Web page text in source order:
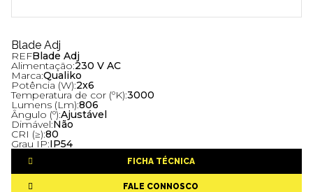
Blade Adj
REFBlade Adj
Alimentação:230 V AC
Marca:Qualiko
Potência (W):2x6
Temperatura de cor (ºK):3000
Lumens (Lm):806
Ângulo (º):Ajustável
Dimável:Não
CRI (≥):80
Grau IP:IP54
FICHA TÉCNICA
FALE CONNOSCO